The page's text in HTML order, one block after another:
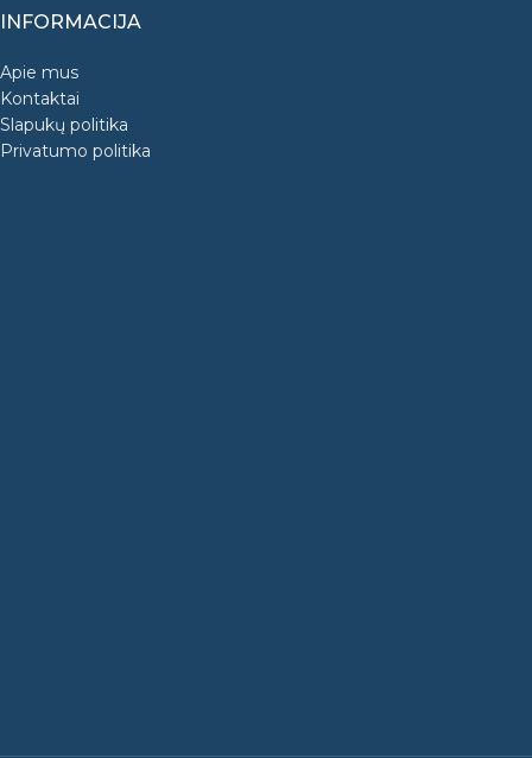
INFORMACIJA
Apie mus
Kontaktai
Slapukų politika
Privatumo politika